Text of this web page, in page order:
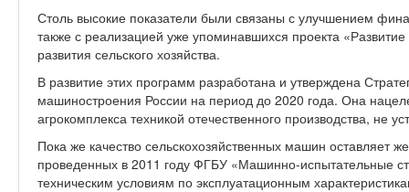
Столь высокие показатели были связаны с улучшением
также с реализацией уже упоминавшихся проекта
развития сельского хозяйства.
В развитие этих программ разработана и утверждена
машиностроения России на период до 2020 года. Она
агрокомплекса техникой отечественного производства,
Пока же качество сельскохозяйственных машин оставляет
проведенных в 2011 году ФГБУ «Машинно-испытательные
техническим условиям по эксплуатационным